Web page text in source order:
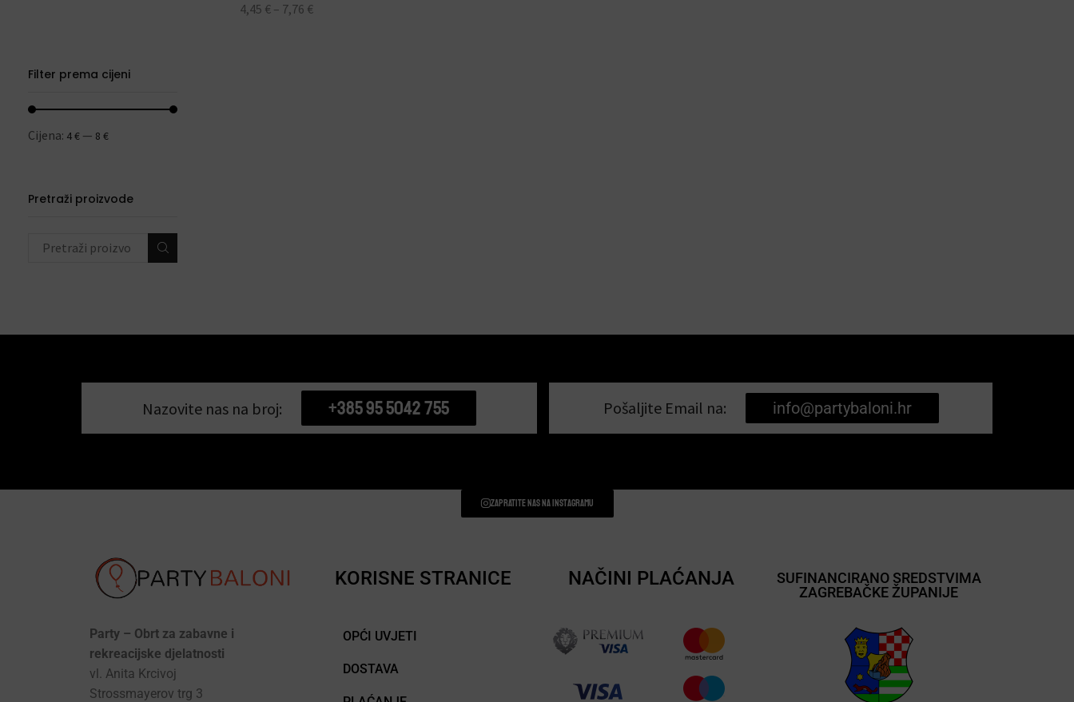
4,45 € – 7,76 €
Filter prema cijeni
Cijena: 4 € — 8 €
Pretraži proizvode
Nazovite nas na broj: +385 95 5042 755 Pošaljite Email na: info@partybaloni.hr
Zapratite nas na instagramu
Party – Obrt za zabavne i
rekreacijske djelatnosti
vl. Anita Krcivoj
Strossmayerov trg 3
KORISNE STRANICE
OPĆI UVJETI
DOSTAVA
NAČINI PLAĆANJA
SUFINANCIRANO SREDSTVIMA
ZAGREBAČKE ŽUPANIJE